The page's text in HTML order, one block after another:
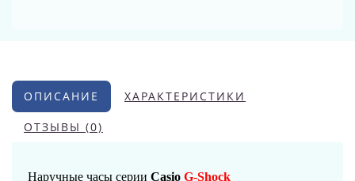
ОПИСАНИЕ ХАРАКТЕРИСТИКИ
ОТЗЫВЫ (0)
Наручные часы серии Casio G-Shock